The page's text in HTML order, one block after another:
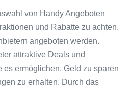
von Handy Angeboten
und Rabatte zu achten,
angeboten werden.
attraktive Deals und
es ermöglichen, Geld zu sparen
zu erhalten. Durch das